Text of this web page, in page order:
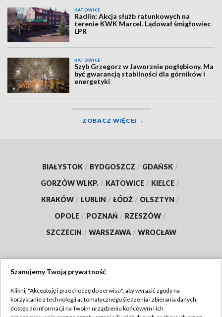
KATOWICE
Radlin: Akcja służb ratunkowych na
terenie KWK Marcel. Lądował śmigłowiec
LPR
KATOWICE
Szyb Grzegorz w Jaworznie pogłębiony. Ma
być gwarancją stabilności dla górników i
energetyki
ZOBACZ WIĘCEJ
BIAŁYSTOK / BYDGOSZCZ / GDAŃSK /
GORZÓW WLKP. / KATOWICE / KIELCE /
KRAKÓW / LUBLIN / ŁÓDŹ / OLSZTYN /
OPOLE / POZNAŃ / RZESZÓW /
SZCZECIN / WARSZAWA / WROCŁAW
TVP
Szanujemy Twoją prywatność
Kliknij "Akceptuję i przechodzę do serwisu", aby wyrazić zgody na
korzystanie z technologii automatycznego śledzenia i zbierania danych,
dostęp do informacji na Twoim urządzeniu końcowym i ich